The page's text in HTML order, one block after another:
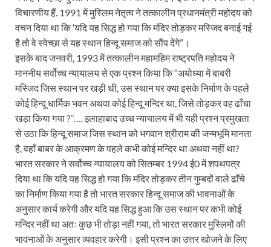
विचारणीय हैं. 1991 में मुस्लिम नेतृत्व ने तत्कालीन प्रधानमंत्री महोदय को
वचन दिया था कि ‘यदि यह सिद्ध हो गया कि मंदिर तोड़कर मस्जिद बनाई गई
है तो वे स्वेच्छा से यह स्थान हिन्दू समाज को सौंप देंगे”।
इसके बाद जनवरी, 1993 में तत्कालीन महामहिम राष्ट्रपति महोदय ने
माननीय सर्वोच्च न्यायालय से एक प्रश्न किया कि ‘‘अयोध्या में बाबरी
मस्जिद जिस स्थान पर खड़ी थी, उस स्थान पर क्या इसके निर्माण के पहले
कोई हिन्दू धार्मिक भवन अथवा कोई हिन्दू मन्दिर था, जिसे तोड़कर वह ढाँचा
खड़ा किया गया ?’’…. इलाहाबाद उच्च न्यायालय में भी यही प्रश्न प्रमुखता
से उठा कि हिन्दू समाज जिस स्थान को भगवान श्रीराम की जन्मभूमि मानता
है, वहाँ बाबर के आक्रमण के पहले कभी कोई मन्दिर था अथवा नहीं था?
भारत सरकार ने सर्वोच्च न्यायालय को सितम्बर 1994 ई0 में शपथपत्र
दिया था कि यदि यह सिद्ध हो गया कि मंदिर तोड़कर तीन गुम्बदों वाले ढाँचे
का निर्माण किया गया है तो भारत सरकार हिन्दू समाज की भावनाओं के
अनुसार कार्य करेगी और यदि यह सिद्ध हुआ कि उस स्थान पर कभी कोई
मन्दिर नहीं था अतः कुछ भी तोड़ा नहीं गया, तो भारत सरकार मुस्लिमों की
भावनाओं के अनुसार व्यवहार करेगी। इसी प्रश्न का उत्तर खोजने के लिए